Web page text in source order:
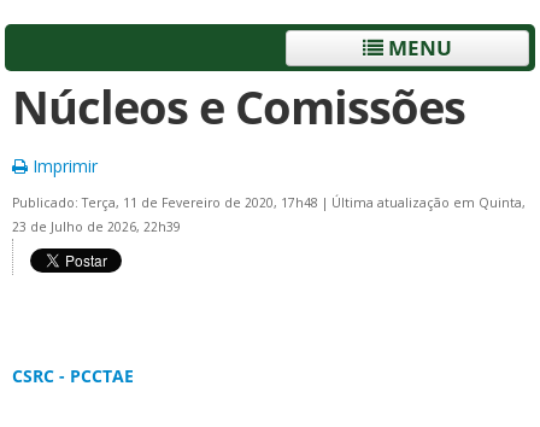
MENU
Núcleos e Comissões
Imprimir
Publicado: Terça, 11 de Fevereiro de 2020, 17h48 | Última atualização em Quinta,
23 de Julho de 2026, 22h39
CSRC - PCCTAE